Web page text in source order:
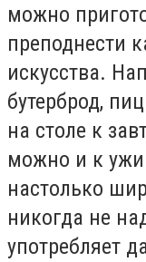
можно
преподнести
искусства.
бутерброд,
на столе к
можно и к
настолько
никогда не
употребляет